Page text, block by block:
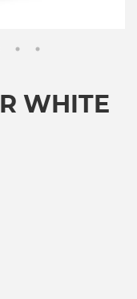
WHITE